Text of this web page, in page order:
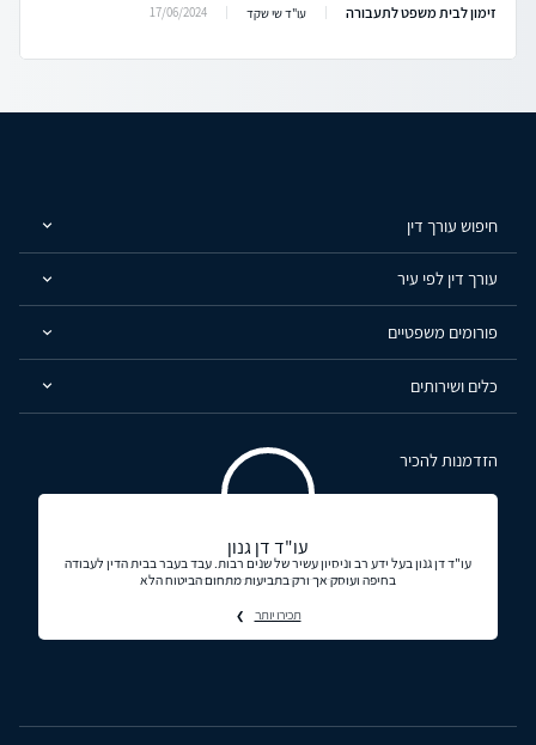
זימון לבית משפט לתעבורה עו"ד שי שקד 17/06/2024
חיפוש עורך דין
עורך דין לפי עיר
פורומים משפטיים
כלים ושירותים
הזדמנות להכיר
עו"ד דן גנון
עו"ד דן גנון בעל ידע רב וניסיון עשיר של שנים רבות. עבד בעבר בבית הדין לעבודה
בחיפה ועוסק אך ורק בתביעות מתחום הביטוח הלא
תכירו יותר